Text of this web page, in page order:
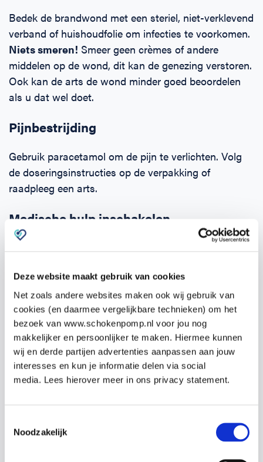
Deze website maakt gebruik van cookies
Net zoals andere websites maken ook wij gebruik van
cookies (en daarmee vergelijkbare technieken) om het
bezoek van www.schokenpomp.nl voor jou nog
makkelijker en persoonlijker te maken. Hiermee kunnen
wij en derde partijen advertenties aanpassen aan jouw
interesses en kun je informatie delen via social
media. Lees hierover meer in ons privacy statement.
Noodzakelijk
Bedek de brandwond met een steriel, niet-verklevend
verband of huishoudfolie om infecties te voorkomen.
Niets smeren! Smeer geen crèmes of andere
middelen op de wond, dit kan de genezing verstoren.
Ook kan de arts de wond minder goed beoordelen
als u dat wel doet.
Pijnbestrijding
Gebruik paracetamol om de pijn te verlichten. Volg
de doseringsinstructies op de verpakking of
raadpleeg een arts.
Medische hulp inschakelen
In de volgende situaties is het raadzaam om de
Bij brandwonden bij kinderen onder de 10
jaar oud waarbij de wond 1 tot 5 keer zo
groot is als de handpalm van het
slachtoffer (bij meer dan 5 keer zo groot
bel 112).
Bij brandwonden bij kinderen boven de 10
jaar en volwassenen waarbij de wond 1 tot
het slachtoffer (bij meer dan 10 keer zo
groot bel 112).